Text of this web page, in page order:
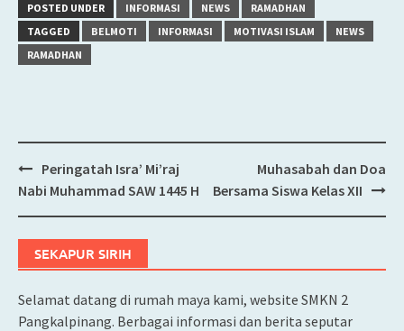
POSTED UNDER INFORMASI NEWS
RAMADHAN
TAGGED
BELMOTI INFORMASI MOTIVASI ISLAM
NEWS
RAMADHAN
Post
Peringatah Isra’ Mi’raj
Nabi Muhammad SAW 1445 H
Muhasabah dan Doa
Bersama Siswa Kelas XII
SEKAPUR SIRIH
Selamat datang di rumah maya kami, website SMKN 2
Pangkalpinang. Berbagai informasi dan berita seputar